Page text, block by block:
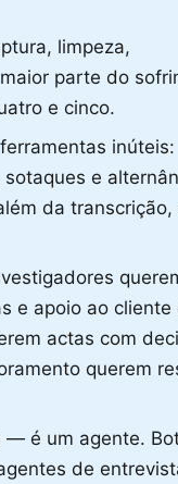
limpeza,
parte do
e cinco.
inúteis:
e
da transcrição,
e apoio ao cliente
actas com
querem
— é um agente.
de